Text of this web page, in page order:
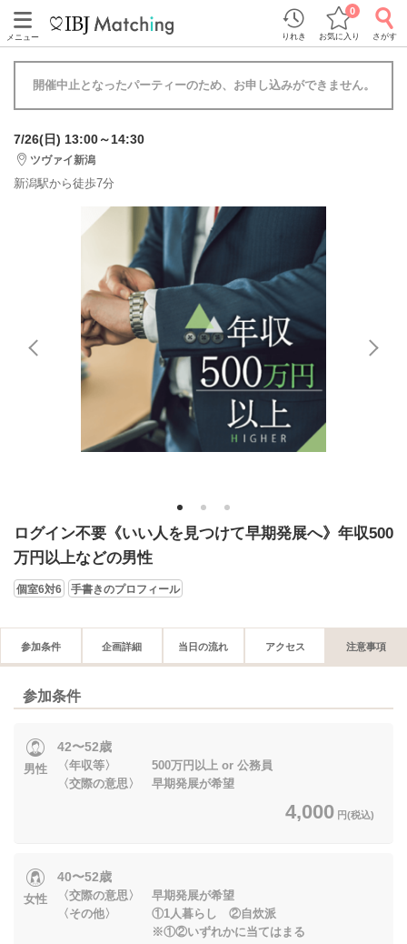
メニュー りれき お気に入り
0
さがす
開催中止となったパーティーのため、お申し込みができません。
7/26(日) 13:00～14:30
ツヴァイ新潟
新潟駅から徒歩7分
1 2 3
ログイン不要《いい人を見つけて早期発展へ》年収500
万円以上などの男性
個室6対6 手書きのプロフィール
参加条件 企画詳細 当日の流れ アクセス 注意事項
参加条件
男性
42〜52歳
〈年収等〉 500万円以上 or 公務員
〈交際の意思〉 早期発展が希望
4,000 円(税込)
女性
40〜52歳
〈交際の意思〉 早期発展が希望
〈その他〉 ①1人暮らし ②自炊派
※①②いずれかに当てはまる